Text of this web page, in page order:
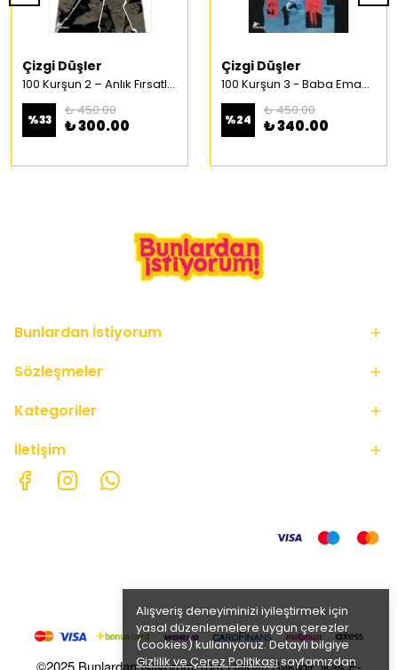
Alışveriş deneyiminizi iyileştirmek için
yasal düzenlemelere uygun çerezler
(cookies) kullanıyoruz. Detaylı bilgiye
Gizlilik ve Çerez Politikasısayfamızdan
Çizgi Düşler
100 Kurşun 2 – Anlık Fırsatlar Türkçe Çizgi Roman
%33
₺ 450.00
₺ 300.00
Çizgi Düşler
100 Kurşun 3 - Baba Emaneti Türkçe Çizgi Roman
%24
₺ 450.00
₺ 340.00
Bunlardan İstiyorum
Sözleşmeler
Kategoriler
İletişim
©2025 Bunlardan İstiyorum Tüm Hakları Saklıdır. ikas E-